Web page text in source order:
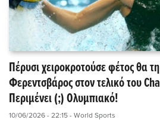
Πέρυσι χειροκροτούσε φέτος θα
Φερεντσβάρος στον τελικό του
Περιμένει (;) Ολυμπιακό!
10/06/2026 - 22:15 - World Sports